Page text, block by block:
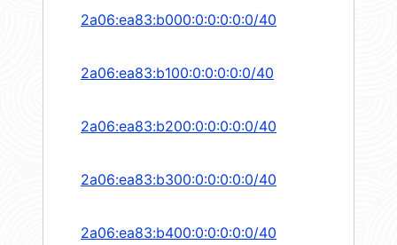
2a06:ea83:b000:0:0:0:0:0/40
2a06:ea83:b100:0:0:0:0:0/40
2a06:ea83:b200:0:0:0:0:0/40
2a06:ea83:b300:0:0:0:0:0/40
2a06:ea83:b400:0:0:0:0:0/40